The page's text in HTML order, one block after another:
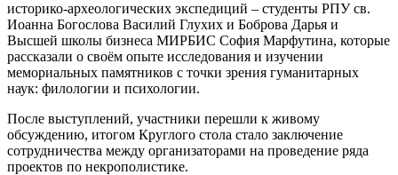
историко-археологических экспедиций – студенты РПУ св.
Иоанна Богослова Василий Глухих и Боброва Дарья и
Высшей школы бизнеса МИРБИС София Марфутина, которые
рассказали о своём опыте исследования и изучении
мемориальных памятников с точки зрения гуманитарных
наук: филологии и психологии.
После выступлений, участники перешли к живому
обсуждению, итогом Круглого стола стало заключение
сотрудничества между организаторами на проведение ряда
проектов по некрополистике.